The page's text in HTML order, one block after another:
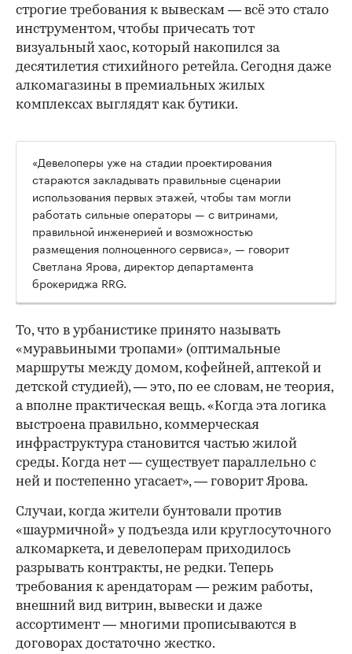
строгие требования к вывескам — всё это стало
инструментом, чтобы причесать тот
визуальный хаос, который накопился за
десятилетия стихийного ретейла. Сегодня даже
алкомагазины в премиальных жилых
комплексах выглядят как бутики.
00:00
«Девелоперы уже на стадии проектирования
стараются закладывать правильные сценарии
использования первых этажей, чтобы там могли
работать сильные операторы — с витринами,
правильной инженерией и возможностью
размещения полноценного сервиса», — говорит
Светлана Ярова, директор департамента
брокериджа RRG.
То, что в урбанистике принято называть
«муравьиными тропами» (оптимальные
маршруты между домом, кофейней, аптекой и
детской студией), — это, по ее словам, не теория,
а вполне практическая вещь. «Когда эта логика
выстроена правильно, коммерческая
инфраструктура становится частью жилой
среды. Когда нет — существует параллельно с
ней и постепенно угасает», — говорит Ярова.
Случаи, когда жители бунтовали против
«шаурмичной» у подъезда или круглосуточного
алкомаркета, и девелоперам приходилось
разрывать контракты, не редки. Теперь
требования к арендаторам — режим работы,
внешний вид витрин, вывески и даже
ассортимент — многими прописываются в
договорах достаточно жестко.